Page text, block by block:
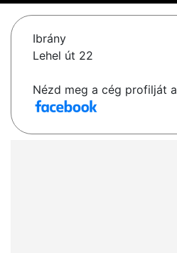
Ibrány
Lehel út 22
Nézd meg a cég profilját a